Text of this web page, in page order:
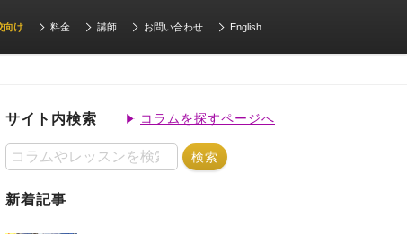
向け 料金 講師 お問い合わせ English
サイト内検索 コラムを探すページへ
新着記事